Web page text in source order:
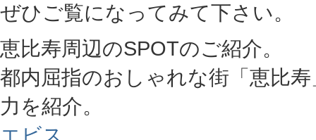
ぜひご覧になってみて下さい。
恵比寿周辺のSPOTのご紹介。
都内屈指のおしゃれな街「恵比
力を紹介。
エビス